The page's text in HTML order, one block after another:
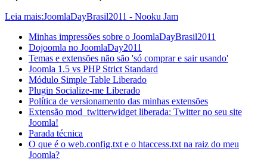
Leia mais:JoomlaDayBrasil2011 - Nooku Jam
Minhas impressões sobre o JoomlaDayBrasil2011
Dojoomla no JoomlaDay2011
Temas e extensões não são 'só comprar e sair usando'
Joomla 1.5 vs PHP Strict Standard
Módulo Simple Table Liberado
Plugin Socialize-me Liberado
Política de versionamento das minhas extensões
Extensão mod_twitterwidget liberada: Twitter no seu site
Joomla!
Parada técnica
O que é o web.config.txt e o htaccess.txt na raiz do meu
Joomla?